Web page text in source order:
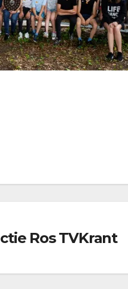
Ros TVKrant